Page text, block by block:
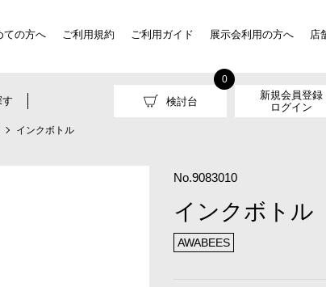
ての方へ ご利用規約 ご利用ガイド 展示会利用の方へ 店
検討台
0
新規会員登録
ログイン
インクボトル
No.9083010
インクボトル
AWABEES